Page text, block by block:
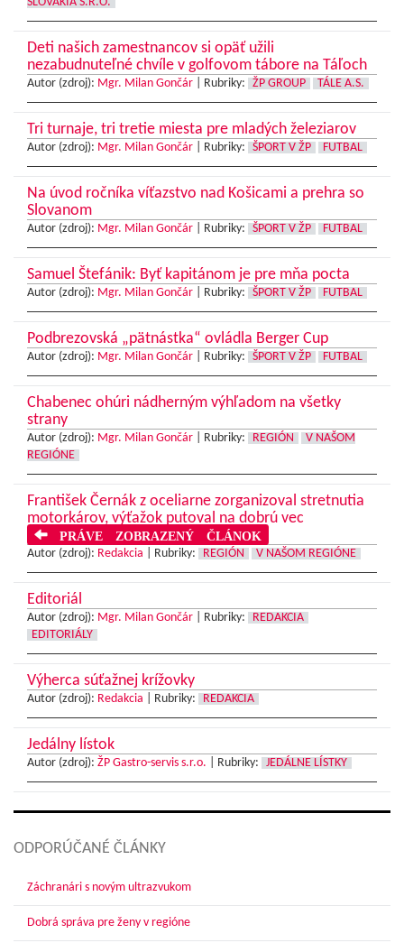
Deti našich zamestnancov si opäť užili
nezabudnuteľné chvíle v golfovom tábore na Táľoch
Autor (zdroj): Mgr. Milan Gončár Rubriky: ŽP GROUP TÁLE A.S.
Tri turnaje, tri tretie miesta pre mladých železiarov
Autor (zdroj): Mgr. Milan Gončár Rubriky: ŠPORT V ŽP FUTBAL
Na úvod ročníka víťazstvo nad Košicami a prehra so
Slovanom
Autor (zdroj): Mgr. Milan Gončár Rubriky: ŠPORT V ŽP FUTBAL
Samuel Štefánik: Byť kapitánom je pre mňa pocta
Autor (zdroj): Mgr. Milan Gončár Rubriky: ŠPORT V ŽP FUTBAL
Podbrezovská „pätnástka“ ovládla Berger Cup
Autor (zdroj): Mgr. Milan Gončár Rubriky: ŠPORT V ŽP FUTBAL
Chabenec ohúri nádherným výhľadom na všetky
strany
Autor (zdroj): Mgr. Milan Gončár Rubriky: REGIÓN
V NAŠOM
REGIÓNE
František Černák z oceliarne zorganizoval stretnutia
motorkárov, výťažok putoval na dobrú vec
PRÁVE ZOBRAZENÝ ČLÁNOK
Autor (zdroj): Redakcia Rubriky: REGIÓN V NAŠOM REGIÓNE
Editoriál
Autor (zdroj): Mgr. Milan Gončár Rubriky:
REDAKCIA
EDITORIÁLY
Výherca súťažnej krížovky
Autor (zdroj): Redakcia Rubriky: REDAKCIA
Jedálny lístok
Autor (zdroj): ŽP Gastro-servis s.r.o. Rubriky: JEDÁLNE LÍSTKY
ODPORÚČANÉ ČLÁNKY
Záchranári s novým ultrazvukom
Dobrá správa pre ženy v regióne